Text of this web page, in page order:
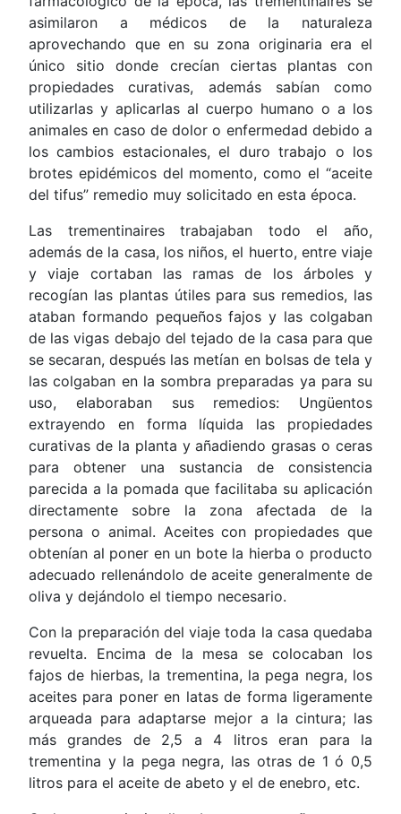
asimilaron a médicos de la naturaleza
aprovechando que en su zona originaria era el
único sitio donde crecían ciertas plantas con
propiedades curativas, además sabían como
utilizarlas y aplicarlas al cuerpo humano o a los
animales en caso de dolor o enfermedad debido a
los cambios estacionales, el duro trabajo o los
brotes epidémicos del momento, como el “aceite
del tifus” remedio muy solicitado en esta época.
Las trementinaires trabajaban todo el año,
además de la casa, los niños, el huerto, entre viaje
y viaje cortaban las ramas de los árboles y
recogían las plantas útiles para sus remedios, las
ataban formando pequeños fajos y las colgaban
de las vigas debajo del tejado de la casa para que
se secaran, después las metían en bolsas de tela y
las colgaban en la sombra preparadas ya para su
uso, elaboraban sus remedios: Ungüentos
extrayendo en forma líquida las propiedades
curativas de la planta y añadiendo grasas o ceras
para obtener una sustancia de consistencia
parecida a la pomada que facilitaba su aplicación
directamente sobre la zona afectada de la
persona o animal. Aceites con propiedades que
obtenían al poner en un bote la hierba o producto
adecuado rellenándolo de aceite generalmente de
oliva y dejándolo el tiempo necesario.
Con la preparación del viaje toda la casa quedaba
revuelta. Encima de la mesa se colocaban los
fajos de hierbas, la trementina, la pega negra, los
aceites para poner en latas de forma ligeramente
arqueada para adaptarse mejor a la cintura; las
más grandes de 2,5 a 4 litros eran para la
trementina y la pega negra, las otras de 1 ó 0,5
litros para el aceite de abeto y el de enebro, etc.